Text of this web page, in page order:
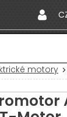
motory